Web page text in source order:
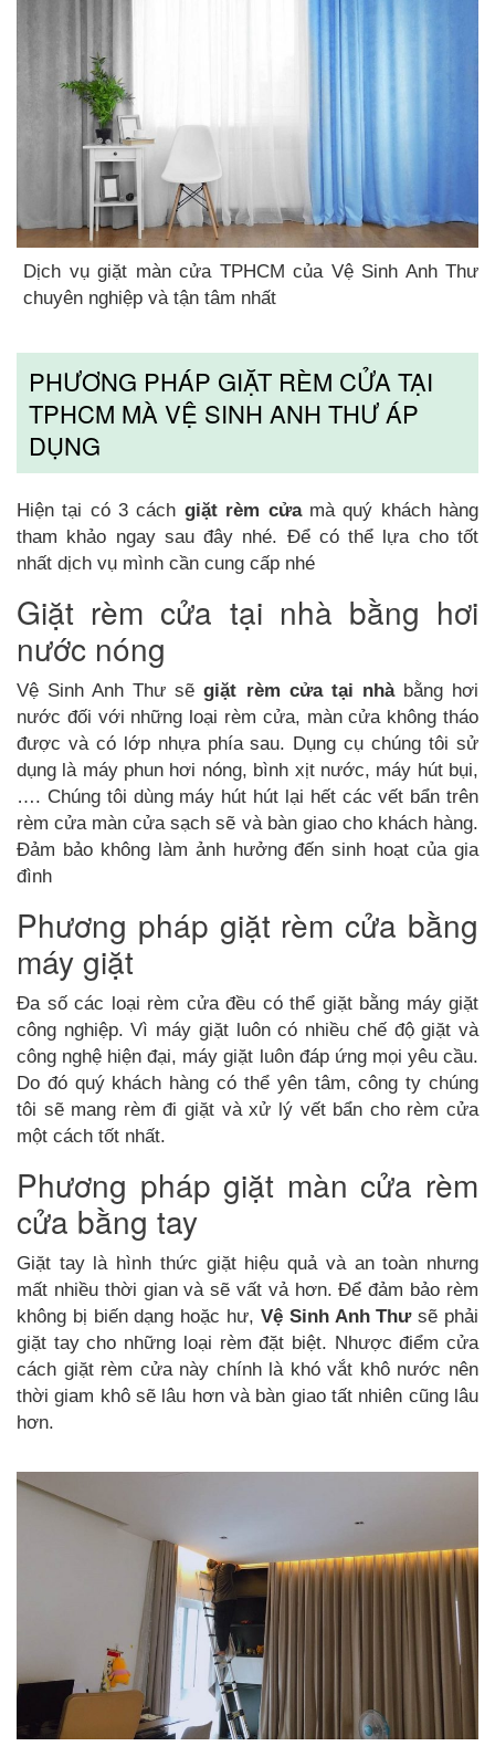
Dịch vụ giặt màn cửa TPHCM của Vệ Sinh Anh Thư
chuyên nghiệp và tận tâm nhất
PHƯƠNG PHÁP GIẶT RÈM CỬA TẠI
TPHCM MÀ VỆ SINH ANH THƯ ÁP
DỤNG
Hiện tại có 3 cách giặt rèm cửamà quý khách hàng
tham khảo ngay sau đây nhé. Để có thể lựa cho tốt
nhất dịch vụ mình cần cung cấp nhé
Giặt rèm cửa tại nhà bằng hơi
nước nóng
Vệ Sinh Anh Thư sẽgiặt rèm cửa tại nhàbằng hơi
nước đối với những loại rèm cửa, màn cửa không tháo
được và có lớp nhựa phía sau. Dụng cụ chúng tôi sử
dụng là máy phun hơi nóng, bình xịt nước, máy hút bụi,
…. Chúng tôi dùng máy hút hút lại hết các vết bẩn trên
rèm cửa màn cửa sạch sẽ và bàn giao cho khách hàng.
Đảm bảo không làm ảnh hưởng đến sinh hoạt của gia
đình
Phương pháp giặt rèm cửa bằng
máy giặt
Đa số các loại rèm cửa đều có thể giặt bằng máy giặt
công nghiệp. Vì máy giặt luôn có nhiều chế độ giặt và
công nghệ hiện đại, máy giặt luôn đáp ứng mọi yêu cầu.
Do đó quý khách hàng có thể yên tâm, công ty chúng
tôi sẽ mang rèm đi giặt và xử lý vết bẩn cho rèm cửa
một cách tốt nhất.
Phương pháp giặt màn cửa rèm
cửa bằng tay
Giặt tay là hình thức giặt hiệu quả và an toàn nhưng
mất nhiều thời gian và sẽ vất vả hơn. Để đảm bảo rèm
không bị biến dạng hoặc hư, Vệ Sinh Anh Thưsẽ phải
giặt tay cho những loại rèm đặt biệt. Nhược điểm cửa
cách giặt rèm cửa này chính là khó vắt khô nước nên
thời giam khô sẽ lâu hơn và bàn giao tất nhiên cũng lâu
hơn.